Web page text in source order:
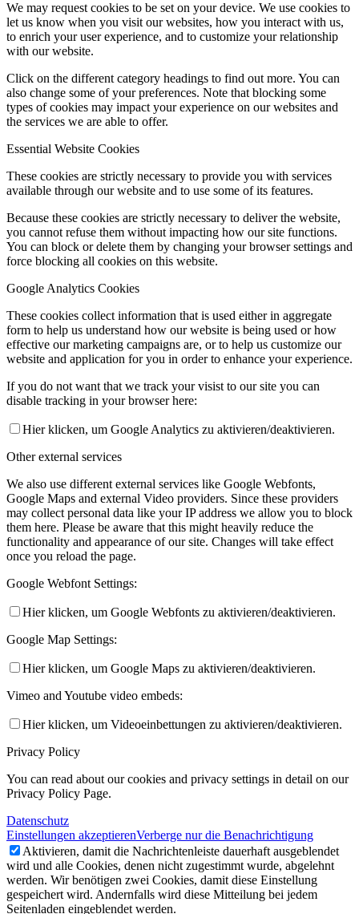
We may request cookies to be set on your device. We use cookies to
let us know when you visit our websites, how you interact with us,
to enrich your user experience, and to customize your relationship
with our website.
Click on the different category headings to find out more. You can
also change some of your preferences. Note that blocking some
types of cookies may impact your experience on our websites and
the services we are able to offer.
Essential Website Cookies
These cookies are strictly necessary to provide you with services
available through our website and to use some of its features.
Because these cookies are strictly necessary to deliver the website,
you cannot refuse them without impacting how our site functions.
You can block or delete them by changing your browser settings and
force blocking all cookies on this website.
Google Analytics Cookies
These cookies collect information that is used either in aggregate
form to help us understand how our website is being used or how
effective our marketing campaigns are, or to help us customize our
website and application for you in order to enhance your experience.
If you do not want that we track your visist to our site you can
disable tracking in your browser here:
Hier klicken, um Google Analytics zu aktivieren/deaktivieren.
Other external services
We also use different external services like Google Webfonts,
Google Maps and external Video providers. Since these providers
may collect personal data like your IP address we allow you to block
them here. Please be aware that this might heavily reduce the
functionality and appearance of our site. Changes will take effect
once you reload the page.
Google Webfont Settings:
Hier klicken, um Google Webfonts zu aktivieren/deaktivieren.
Google Map Settings:
Hier klicken, um Google Maps zu aktivieren/deaktivieren.
Vimeo and Youtube video embeds:
Hier klicken, um Videoeinbettungen zu aktivieren/deaktivieren.
Privacy Policy
You can read about our cookies and privacy settings in detail on our
Privacy Policy Page.
Datenschutz
Einstellungen akzeptierenVerberge nur die Benachrichtigung
Aktivieren, damit die Nachrichtenleiste dauerhaft ausgeblendet
wird und alle Cookies, denen nicht zugestimmt wurde, abgelehnt
werden. Wir benötigen zwei Cookies, damit diese Einstellung
gespeichert wird. Andernfalls wird diese Mitteilung bei jedem
Seitenladen eingeblendet werden.